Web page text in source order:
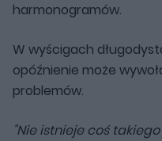
harmonogramów.
W wyścigach
opóźnienie może
problemów.
"Nie istnieje coś